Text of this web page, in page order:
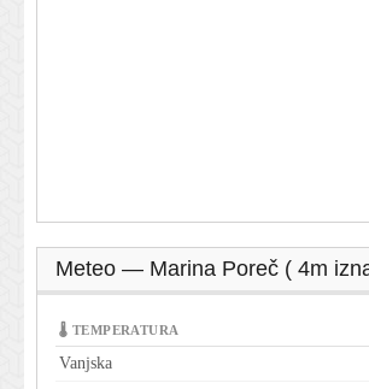
Meteo — Marina Poreč ( 4m
🌡 TEMPERATURA
Vanjska